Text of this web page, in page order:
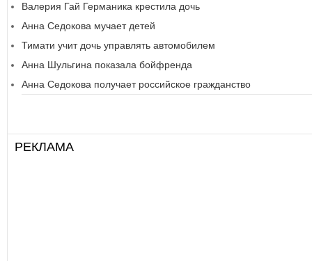
Валерия Гай Германика крестила дочь
Анна Седокова мучает детей
Тимати учит дочь управлять автомобилем
Анна Шульгина показала бойфренда
Анна Седокова получает российское гражданство
РЕКЛАМА